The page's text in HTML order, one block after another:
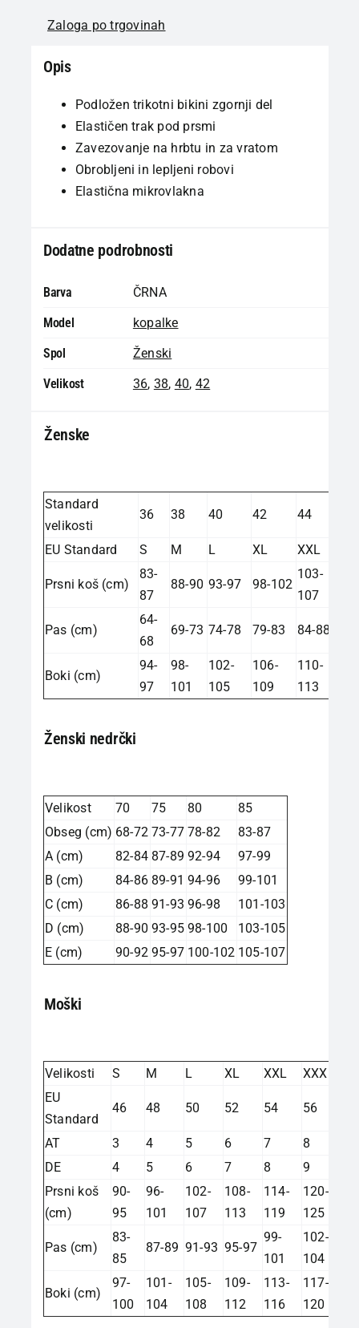
Zaloga po trgovinah
Opis
Podložen trikotni bikini zgornji del
Elastičen trak pod prsmi
Zavezovanje na hrbtu in za vratom
Obrobljeni in lepljeni robovi
Elastična mikrovlakna
Dodatne podrobnosti
Barva
ČRNA
Model
kopalke
Spol
Ženski
Velikost
36, 38, 40, 42
Ženske
Standard
velikosti
36 38 40 42 44
EU Standard S M L XL XXL
Prsni koš (cm)
83-
87
88-90 93-97 98-102
103-
107
Pas (cm)
64-
68
69-73 74-78 79-83 84-88
Boki (cm)
94-
97
98-
101
102-
105
106-
109
110-
113
Ženski nedrčki
Velikost 70 75 80
85
Obseg (cm) 68-72 73-77 78-82
83-87
A (cm)
82-84 87-89 92-94
97-99
B (cm)
84-86 89-91 94-96
99-101
C (cm)
86-88 91-93 96-98
101-103
D (cm)
88-90 93-95 98-100
103-105
E (cm)
90-92 95-97 100-102 105-107
Moški
Velikosti S M L XL XXL
XXXL
EU
Standard
46 48 50 52 54 56
AT 3 4 5 6 7
8
DE
4 5 6 7 8
9
Prsni koš
(cm)
90-
95
96-
101
102-
107
108-
113
114-
119
120-
125
Pas (cm)
83-
85
87-89 91-93 95-97
99-
101
102-
104
Boki (cm)
97-
100
101-
104
105-
108
109-
112
113-
116
117-
120